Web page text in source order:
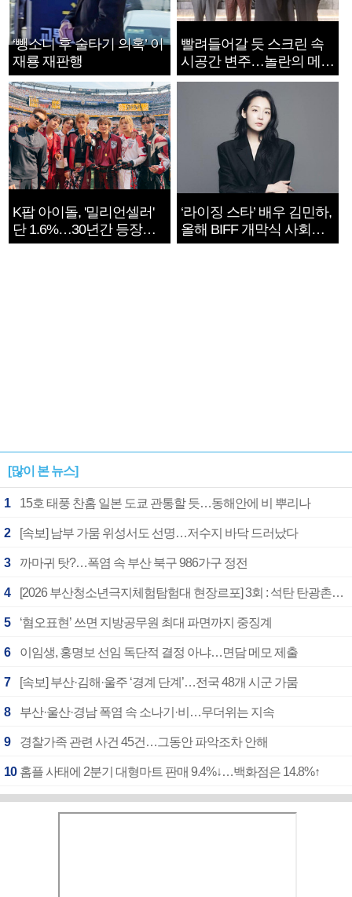
‘뺑소니 후 술타기 의혹’ 이
재룡 재판행
빨려들어갈 듯 스크린 속
시공간 변주…놀란의 메시
지는 ‘전쟁 속죄’
K팝 아이돌, '밀리언셀러'
단 1.6%…30년간 등장
1182개팀 전수조사
‘라이징 스타’ 배우 김민하,
올해 BIFF 개막식 사회자
확정
[많이 본 뉴스]
1 15호 태풍 찬홈 일본 도쿄 관통할 듯…동해안에 비 뿌리나
2 [속보] 남부 가뭄 위성서도 선명…저수지 바닥 드러났다
3 까마귀 탓?…폭염 속 부산 북구 986가구 정전
4 [2026 부산청소년극지체험탐험대 현장르포] 3회 : 석탄 탄광촌에서 북극 연구의 중심지로
5 ‘혐오표현’ 쓰면 지방공무원 최대 파면까지 중징계
6 이임생, 홍명보 선임 독단적 결정 아냐…면담 메모 제출
7 [속보] 부산·김해·울주 ‘경계 단계’…전국 48개 시군 가뭄
8 부산·울산·경남 폭염 속 소나기·비…무더위는 지속
9 경찰가족 관련 사건 45건…그동안 파악조차 안해
10 홈플 사태에 2분기 대형마트 판매 9.4%↓…백화점은 14.8%↑